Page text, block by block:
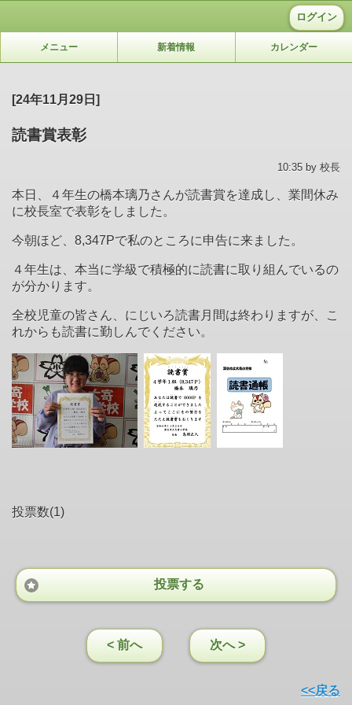
ログイン
メニュー 新着情報 カレンダー
[24年11月29日]
読書賞表彰
10:35 by 校長
本日、４年生の橋本璃乃さんが読書賞を達成し、業間休み
に校長室で表彰をしました。
今朝ほど、8,347Pで私のところに申告に来ました。
４年生は、本当に学級で積極的に読書に取り組んでいるの
が分かります。
全校児童の皆さん、にじいろ読書月間は終わりますが、こ
れからも読書に勤しんでください。
投票数(1)
投票する
< 前へ 次へ >
<<戻る